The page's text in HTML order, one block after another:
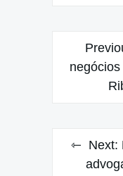
Post
Next: